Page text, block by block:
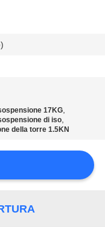
17KG,
di iso,
della torre 1.5KN